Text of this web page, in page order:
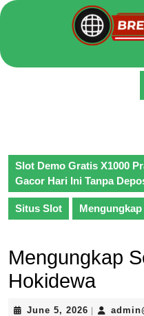
Skip
Slot Demo Gratis X1000
Gacor Hari Ini Tanpa
Situs Slot
Mengungkap
Hokidewa
June 5, 2026 June